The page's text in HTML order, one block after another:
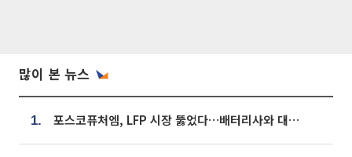
많이 본 뉴스
1. 포스코퓨처엠, LFP 시장 뚫었다…배터리사와 대규모 장기 공급 합의